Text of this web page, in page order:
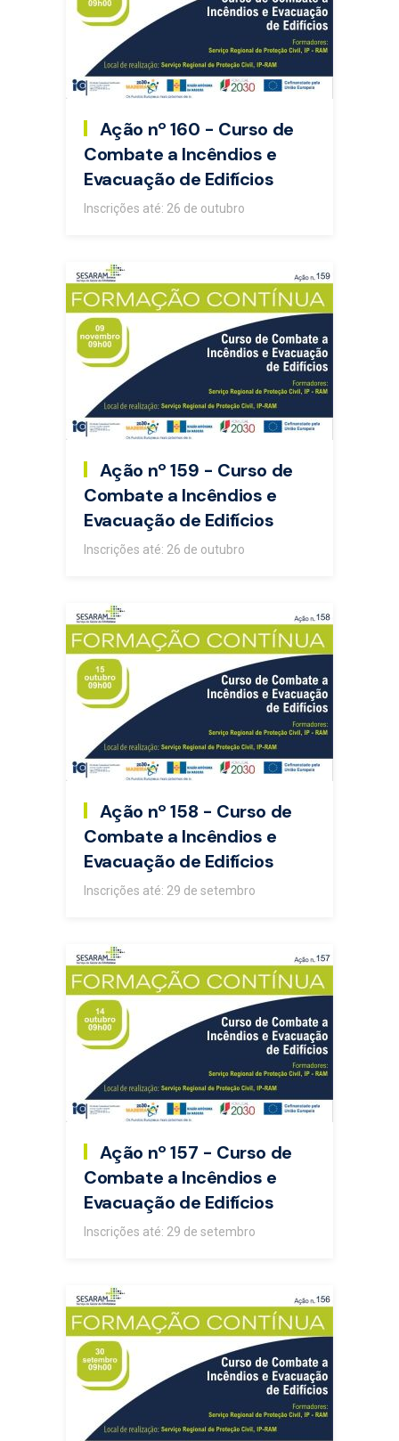
Ação nº 160 - Curso de
Combate a Incêndios e
Evacuação de Edifícios
Inscrições até: 26 de outubro
Ação nº 159 - Curso de
Combate a Incêndios e
Evacuação de Edifícios
Inscrições até: 26 de outubro
Ação nº 158 - Curso de
Combate a Incêndios e
Evacuação de Edifícios
Inscrições até: 29 de setembro
Ação nº 157 - Curso de
Combate a Incêndios e
Evacuação de Edifícios
Inscrições até: 29 de setembro